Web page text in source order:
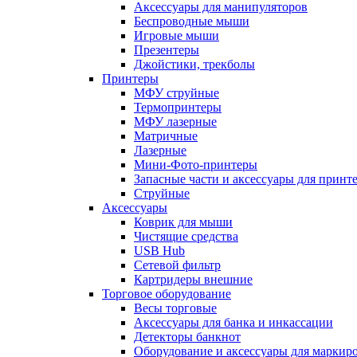
Аксессуары для манипуляторов
Беспроводные мыши
Игровые мыши
Презентеры
Джойстики, трекболы
Принтеры
МФУ струйные
Термопринтеры
МФУ лазерные
Матричные
Лазерные
Мини-Фото-принтеры
Запасные части и аксессуары для
Струйные
Аксессуары
Коврик для мыши
Чистящие средства
USB Hub
Сетевой фильтр
Картридеры внешние
Торговое оборудование
Весы торговые
Аксессуары для банка и инкассации
Детекторы банкнот
Оборудование и аксессуары для